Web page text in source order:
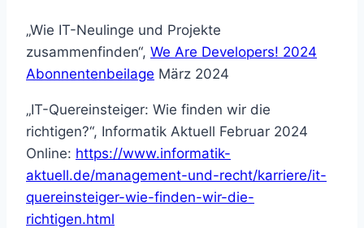
„Wie IT-Neulinge und Projekte
zusammenfinden“, We Are Developers! 2024
Abonnentenbeilage März 2024
„IT-Quereinsteiger: Wie finden wir die
richtigen?“, Informatik Aktuell Februar 2024
Online: https://www.informatik-
aktuell.de/management-und-recht/karriere/it-
quereinsteiger-wie-finden-wir-die-
richtigen.html